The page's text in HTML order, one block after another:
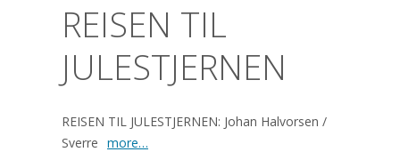
REISEN TIL
JULESTJERNEN
REISEN TIL JULESTJERNEN: Johan Halvorsen /
Sverre more…